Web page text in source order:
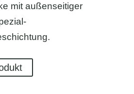
mit außenseitiger